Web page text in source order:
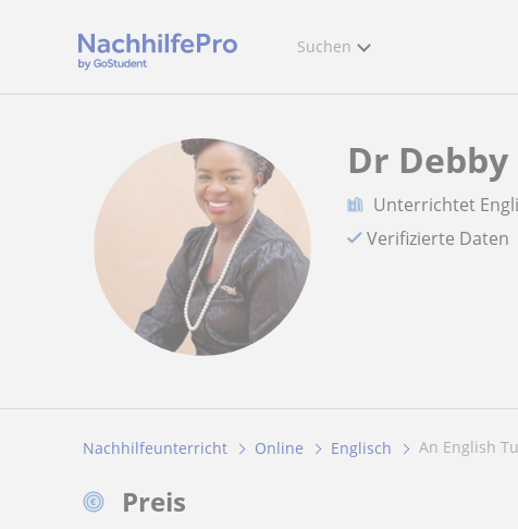
Suchen
Dr Debby
Unterrichtet
Verifizierte Daten
Nachhilfeunterricht Online Englisch An English
Preis